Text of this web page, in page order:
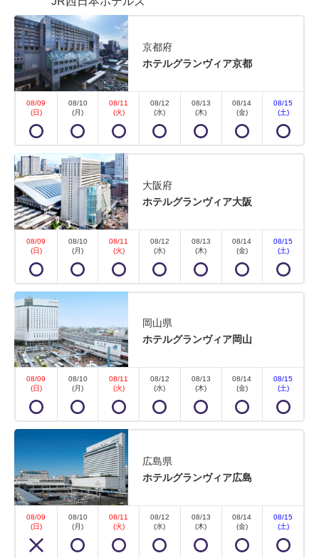
京都府
ホテルグランヴィア京都
08/09
(日)
08/10
(月)
08/11
(火)
08/12
(水)
08/13
(木)
08/14
(金)
08/15
(土)
大阪府
ホテルグランヴィア大阪
08/09
(日)
08/10
(月)
08/11
(火)
08/12
(水)
08/13
(木)
08/14
(金)
08/15
(土)
岡山県
ホテルグランヴィア岡山
08/09
(日)
08/10
(月)
08/11
(火)
08/12
(水)
08/13
(木)
08/14
(金)
08/15
(土)
広島県
ホテルグランヴィア広島
08/09
(日)
08/10
(月)
08/11
(火)
08/12
(水)
08/13
(木)
08/14
(金)
08/15
(土)